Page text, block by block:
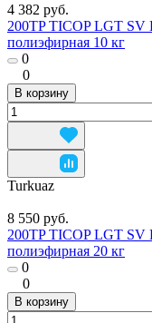
4 382 руб.
200TP TICOP LGT
полиэфирная 10 кг
0
0
В корзину
Turkuaz
8 550 руб.
200TP TICOP LGT
полиэфирная 20 кг
0
0
В корзину